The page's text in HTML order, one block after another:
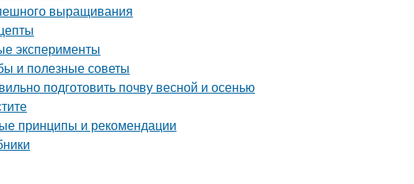
выращивания
эксперименты
и полезные советы
подготовить почву весной и осенью
принципы и рекомендации